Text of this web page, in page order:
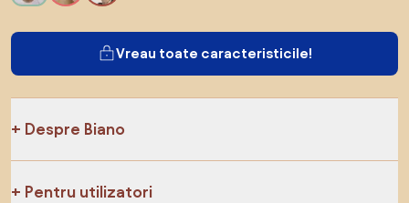
Vreau toate caracteristicile!
Despre Biano
Pentru utilizatori